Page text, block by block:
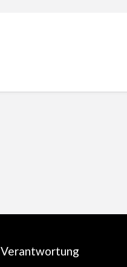
Verantwortung